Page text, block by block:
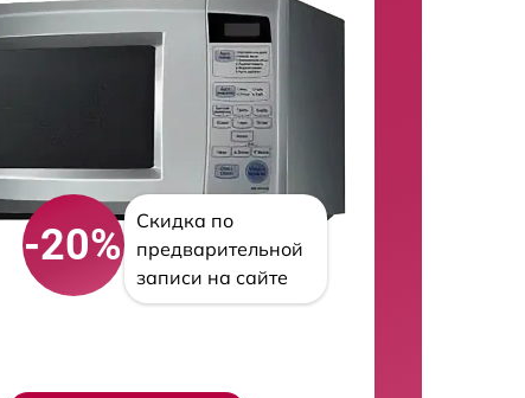
-20%
Скидка по
предварительной
записи на сайте